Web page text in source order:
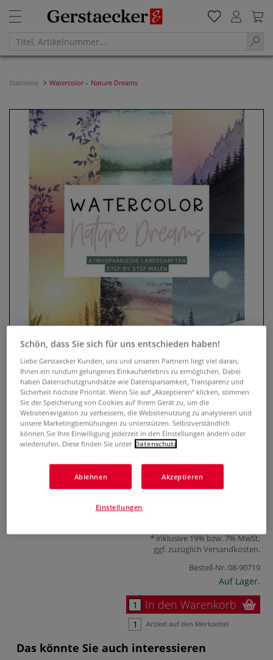
Startseite Watercolor – Nature Dreams
Watercolor – Nature Dreams
0 Bewertungen
für Schritt mit Grundlagen zu Material und Technik.
inklusive 19% bzw. 7% MwSt,
ggf. zuzüglich Versandkosten.
Bestell-Nr.08-90719
Auf Lager.
In den Warenkorb
Artikel auf den Merkzettel
Das könnte Sie auch interessieren
Schön, dass Sie sich für uns entschieden haben!
Liebe Gerstaecker Kunden, uns und unseren Partnern liegt viel daran,
Ihnen ein rundum gelungenes Einkaufserlebnis zu ermöglichen. Dabei
haben Datenschutzgrundsätze wie Datensparsamkeit, Transparenz und
Sicherheit höchste Priorität. Wenn Sie auf „Akzeptieren“ klicken, stimmen
Sie der Speicherung von Cookies auf Ihrem Gerät zu, um die
Websitenavigation zu verbessern, die Websitenutzung zu analysieren und
unsere Marketingbemühungen zu unterstützen. Selbstverständlich
können Sie Ihre Einwilligung jederzeit in den Einstellungen ändern oder
wiederrufen. Diese finden Sie unter Datenschutz
Ablehnen Akzeptieren
Einstellungen